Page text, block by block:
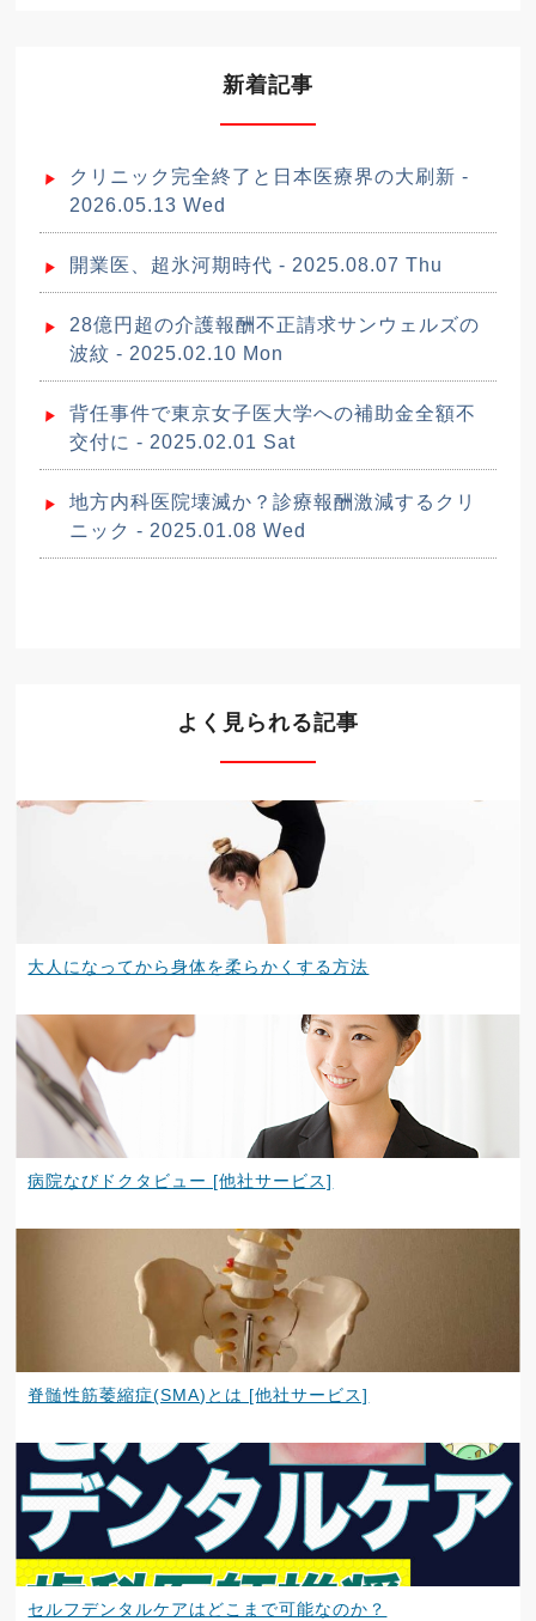
新着記事
クリニック完全終了と日本医療界の大刷新 -
2026.05.13 Wed
開業医、超氷河期時代 - 2025.08.07 Thu
28億円超の介護報酬不正請求サンウェルズの
波紋 - 2025.02.10 Mon
背任事件で東京女子医大学への補助金全額不
交付に - 2025.02.01 Sat
地方内科医院壊滅か？診療報酬激減するクリ
ニック - 2025.01.08 Wed
よく見られる記事
大人になってから身体を柔らかくする方法
病院なびドクタビュー [他社サービス]
脊髄性筋萎縮症(SMA)とは [他社サービス]
セルフデンタルケアはどこまで可能なのか？